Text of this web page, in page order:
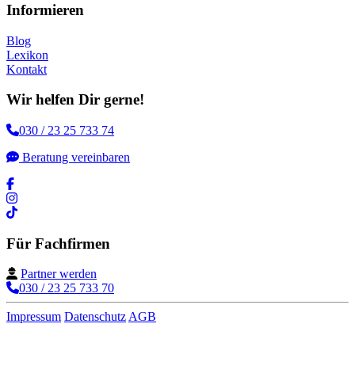
Informieren
Blog
Lexikon
Kontakt
Wir helfen Dir gerne!
030 / 23 25 733 74
Beratung vereinbaren
Für Fachfirmen
Partner werden
030 / 23 25 733 70
Impressum DatenschutzAGB